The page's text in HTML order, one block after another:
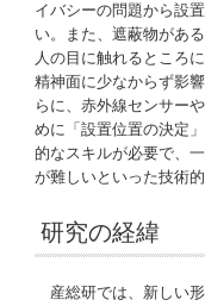
イバシーの問題から設
い。また、遮蔽物があ
人の目に触れるところ
精神面に少なからず影
らに、赤外線センサー
めに「設置位置の決定
的なスキルが必要で、
が難しいといった技術的
研究の経緯
産総研では、新しい